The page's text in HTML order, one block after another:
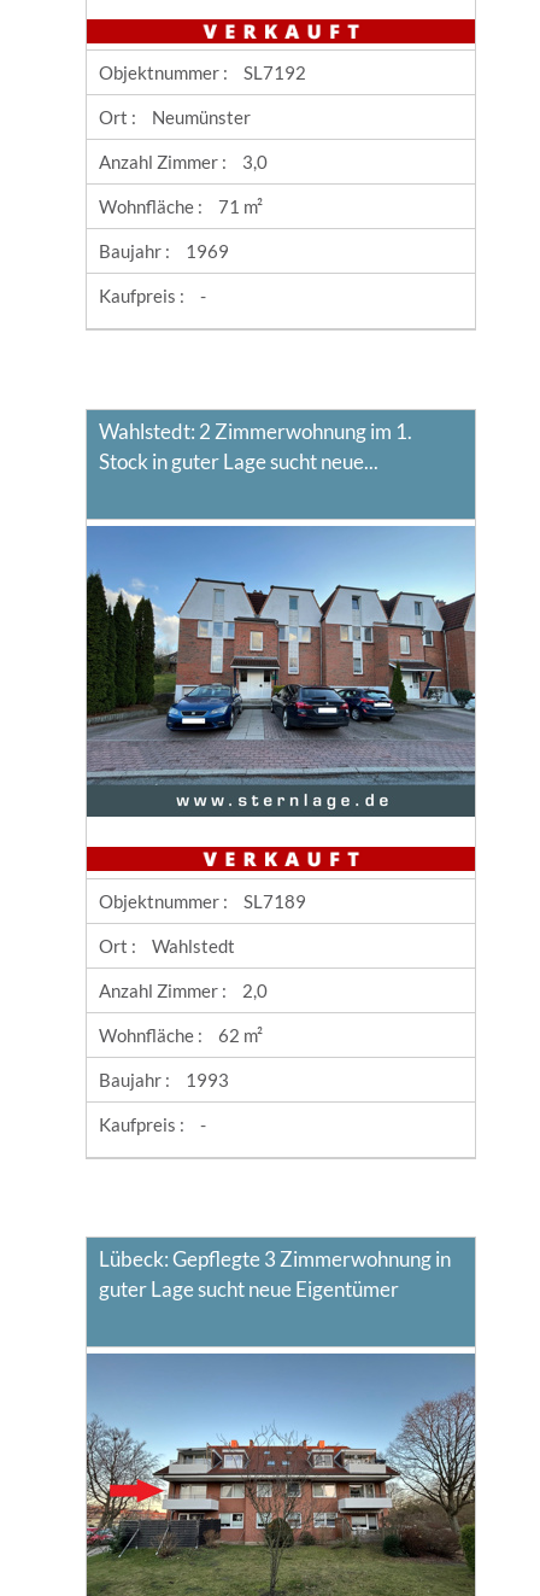
Objektnummer : SL7192
Ort : Neumünster
Anzahl Zimmer : 3,0
Wohnfläche : 71 m²
Baujahr : 1969
Kaufpreis : -
Wahlstedt: 2 Zimmerwohnung im 1.
Stock in guter Lage sucht neue...
Objektnummer : SL7189
Ort : Wahlstedt
Anzahl Zimmer : 2,0
Wohnfläche : 62 m²
Baujahr : 1993
Kaufpreis : -
Lübeck: Gepflegte 3 Zimmerwohnung in
guter Lage sucht neue Eigentümer